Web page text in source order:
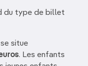
du type de billet
situe
. Les enfants